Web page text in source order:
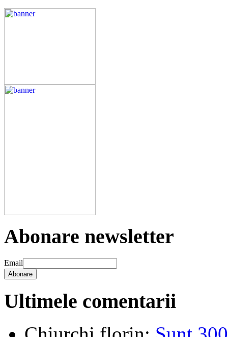
Abonare newsletter
Email
Abonare
Ultimele comentarii